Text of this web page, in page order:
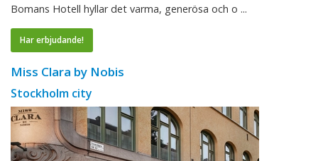
Bomans Hotell hyllar det varma, generösa och o ...
Har erbjudande!
Miss Clara by Nobis
Stockholm city